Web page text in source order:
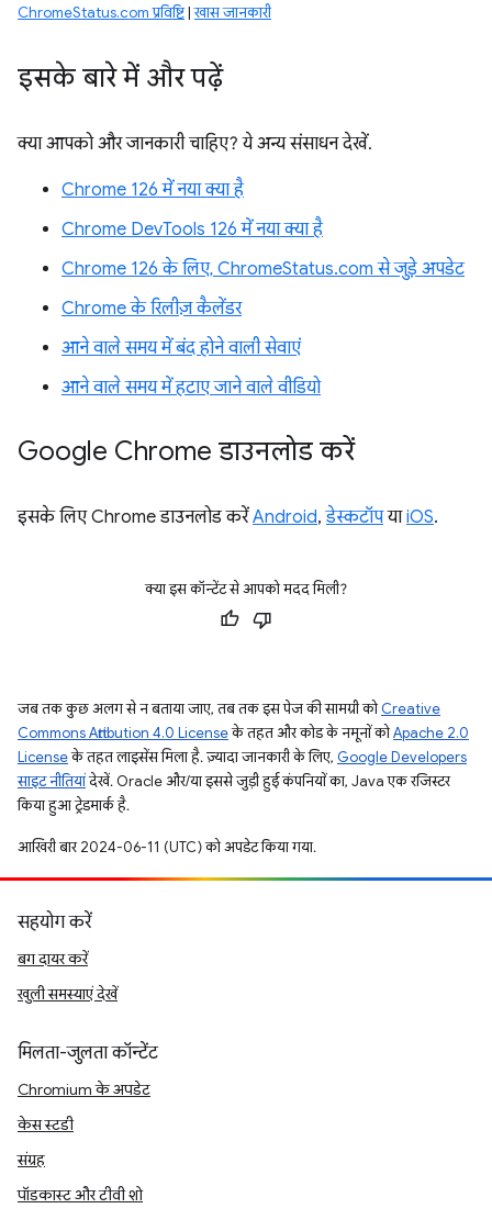
ChromeStatus.com प्रविष्टि|खास जानकारी
इसके बारे में और पढ़ें
क्या आपको और जानकारी चाहिए? ये अन्य संसाधन देखें.
Chrome 126 में नया क्या है
Chrome DevTools 126 में नया क्या है
Chrome 126 के लिए, ChromeStatus.com से जुड़े अपडेट
Chrome के रिलीज़ कैलेंडर
आने वाले समय में बंद होने वाली सेवाएं
आने वाले समय में हटाए जाने वाले वीडियो
Google Chrome डाउनलोड करें
इसके लिए Chrome डाउनलोड करेंAndroid,डेस्कटॉपयाiOS.
क्या इस कॉन्टेंट से आपको मदद मिली?
जब तक कुछ अलग से न बताया जाए, तब तक इस पेज की सामग्री कोCreative
Commons Attribution 4.0 Licenseके तहत और कोड के नमूनों कोApache 2.0
Licenseके तहत लाइसेंस मिला है. ज़्यादा जानकारी के लिए, Google Developers
साइट नीतियांदेखें. Oracle और/या इससे जुड़ी हुई कंपनियों का, Java एक रजिस्टर
किया हुआ ट्रेडमार्क है.
आखिरी बार 2024-06-11 (UTC) को अपडेट किया गया.
सहयोग करें
बग दायर करें
खुली समस्याएं देखें
मिलता-जुलता कॉन्टेंट
Chromium के अपडेट
केस स्टडी
संग्रह
पॉडकास्ट और टीवी शो